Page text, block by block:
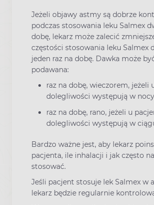
Jeżeli objawy astmy są dobrze
podczas stosowania leku Salmex
dobę, lekarz może zalecić
częstości stosowania leku Salmex
jeden raz na dobę. Dawka może
podawana:
raz na dobę, wieczorem, jeżeli
dolegliwości występują w
raz na dobę, rano, jeżeli u
dolegliwości występują w
Bardzo ważne jest, aby lekarz
pacjenta, ile inhalacji i jak często
stosować.
Jeśli pacjent stosuje lek Salmex w
lekarz będzie regularnie